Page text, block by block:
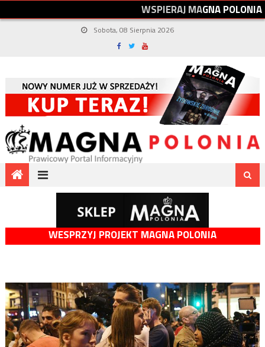
WSPIERAJMAGNAPOLONIA
Sobota, 08 Sierpnia 2026
WESPRZYJ PROJEKT MAGNA POLONIA